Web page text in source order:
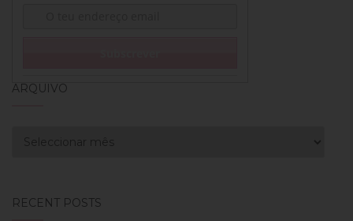
ARQUIVO
RECENT POSTS